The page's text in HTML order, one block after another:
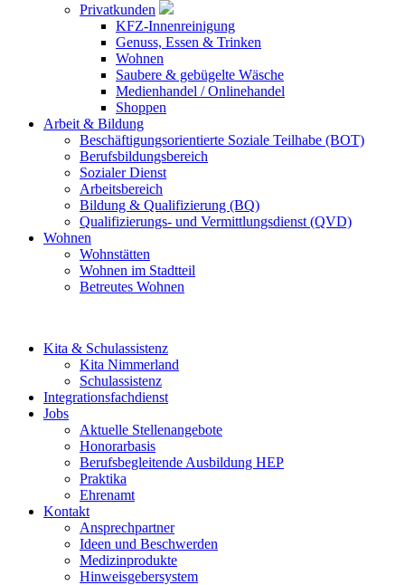
Privatkunden
KFZ-Innenreinigung
Genuss, Essen & Trinken
Wohnen
Saubere & gebügelte Wäsche
Medienhandel / Onlinehandel
Shoppen
Arbeit & Bildung
Beschäftigungsorientierte Soziale Teilhabe (BOT)
Berufsbildungsbereich
Sozialer Dienst
Arbeitsbereich
Bildung & Qualifizierung (BQ)
Qualifizierungs- und Vermittlungsdienst (QVD)
Wohnen
Wohnstätten
Wohnen im Stadtteil
Betreutes Wohnen
Kita & Schulassistenz
Kita Nimmerland
Schulassistenz
Integrationsfachdienst
Jobs
Aktuelle Stellenangebote
Honorarbasis
Berufsbegleitende Ausbildung HEP
Praktika
Ehrenamt
Kontakt
Ansprechpartner
Ideen und Beschwerden
Medizinprodukte
Hinweisgebersystem